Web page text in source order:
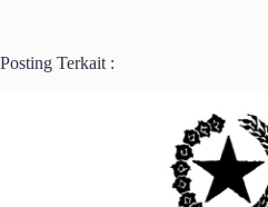
Posting Terkait :